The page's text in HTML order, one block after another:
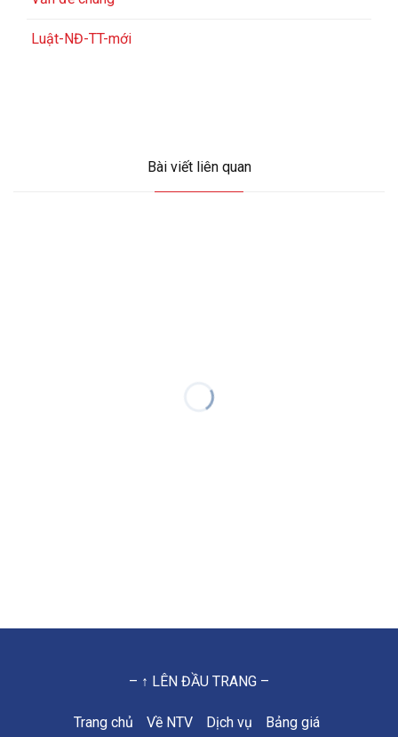
Luật-NĐ-TT-mới
Bài viết liên quan
– ↑ LÊN ĐẦU TRANG –
Trang chủ Về NTV Dịch vụ Bảng giá